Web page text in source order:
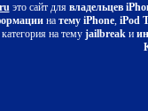
это сайт для владельцев
на тему iPhone,iPod
на тему jailbreak и